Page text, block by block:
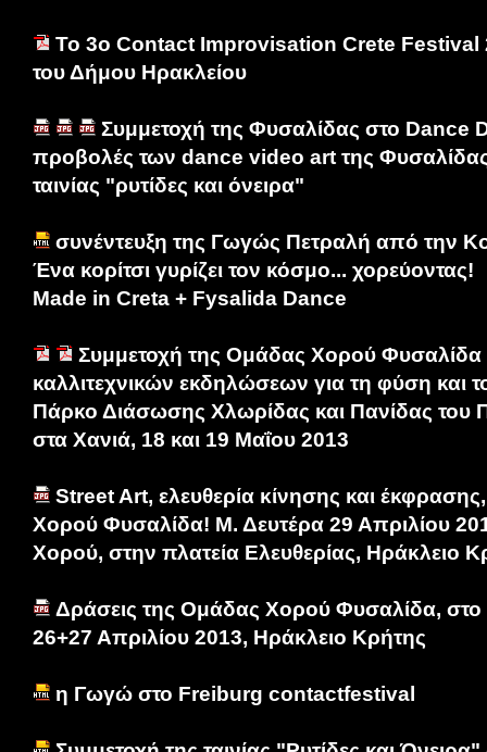
Το 3ο Contact Improvisation Crete Festival
του Δήμου Ηρακλείου
Συμμετοχή της Φυσαλίδας στο Dance
προβολές των dance video art της Φυσαλίδας
ταινίας "ρυτίδες και όνειρα"
συνέντευξη της Γωγώς Πετραλή από την
Ένα κορίτσι γυρίζει τον κόσμο... χορεύοντας!
Made in Creta + Fysalida Dance
Συμμετοχή της Ομάδας Χορού Φυσαλίδα
καλλιτεχνικών εκδηλώσεων για τη φύση και
Πάρκο Διάσωσης Χλωρίδας και Πανίδας του
στα Χανιά, 18 και 19 Μαΐου 2013
Street Art, ελευθερία κίνησης και
Χορού Φυσαλίδα! Μ. Δευτέρα 29 Απριλίου
Χορού, στην πλατεία Ελευθερίας, Ηράκλειο
Δράσεις της Ομάδας Χορού Φυσαλίδα, στο
26+27 Απριλίου 2013, Ηράκλειο Κρήτης
η Γωγώ στο Freiburg contactfestival